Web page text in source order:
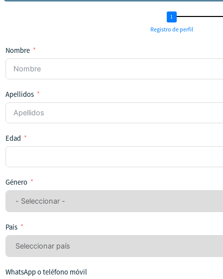
Registro de perfil
Nombre
Apellidos
Edad
Género
País
WhatsApp o teléfono móvil